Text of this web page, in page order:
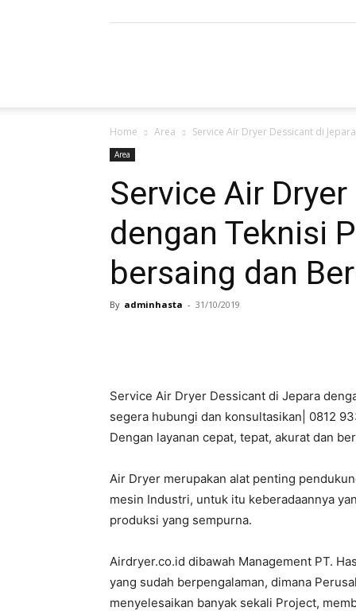
Air
Dryer
PT.
Hasta
Prakarsa
Home Area Service Air Dryer Dessicant di
Area
Service Air
dengan Teknisi
bersaing dan
By adminhasta - 31/10/2019
Service Air Dryer Dessicant di Jepara
segera hubungi dan konsultasikan| 0812
Dengan layanan cepat, tepat, akurat dan
Air Dryer merupakan alat penting
mesin Industri, untuk itu keberadaannya
produksi yang sempurna.
Airdryer.co.id dibawah Management PT.
yang sudah berpengalaman, dimana
menyelesaikan banyak sekali Project,